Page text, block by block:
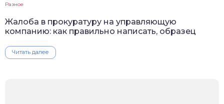
Разное
Жалоба в прокуратуру на управляющую
компанию: как правильно написать, образец
Читать далее